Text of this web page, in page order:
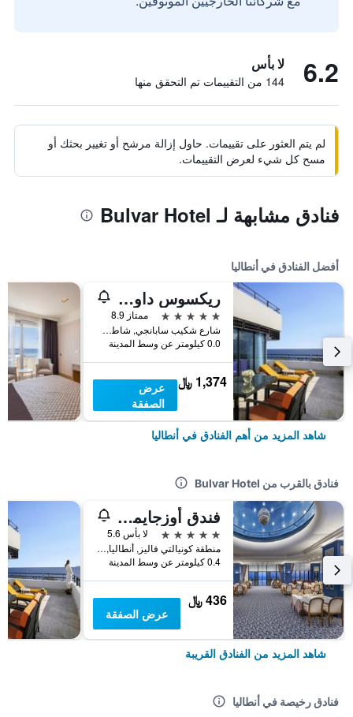
6.2 لا بأس
144 من التقييمات تم التحقق منها
لم يتم العثور على تقييمات. حاول إزالة مرشح أو تغيير بحثك أو
مسح كل شيء لعرض التقييمات.
فنادق مشابهة لـ Bulvar Hotel
أفضل الفنادق في أنطاليا
ريكسوس داون تاون أنطاليا - الوصول إلى أرض الأساطير
5 نجوم
ممتاز 8.9
شارع شكيب سابانجي, شاطئ كونيالتي, أنطاليا, تركيا
0.0 كيلومتر عن وسط المدينة
1,374 ﷼
عرض
الصفقة
شاهد المزيد من أهم الفنادق في أنطاليا
فنادق بالقرب من Bulvar Hotel
فندق أوزجايماك فاليز
5 نجوم
لا بأس 5.6
منطقة كونيالتي فاليز, أنطاليا, تركيا
0.4 كيلومتر عن وسط المدينة
436 ﷼
عرض الصفقة
شاهد المزيد من الفنادق القريبة
فنادق رخيصة في أنطاليا